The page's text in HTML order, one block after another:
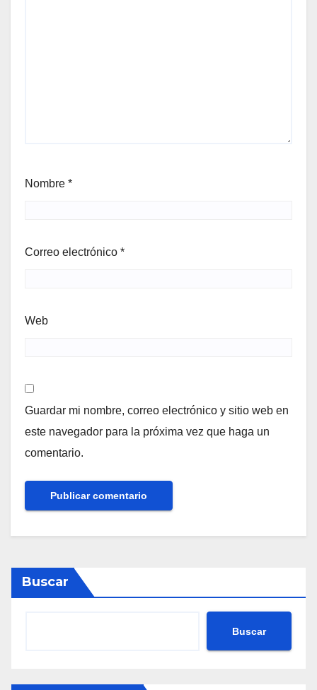
Nombre *
Correo electrónico *
Web
Guardar mi nombre, correo electrónico y sitio web en
este navegador para la próxima vez que haga un
comentario.
Buscar
Buscar